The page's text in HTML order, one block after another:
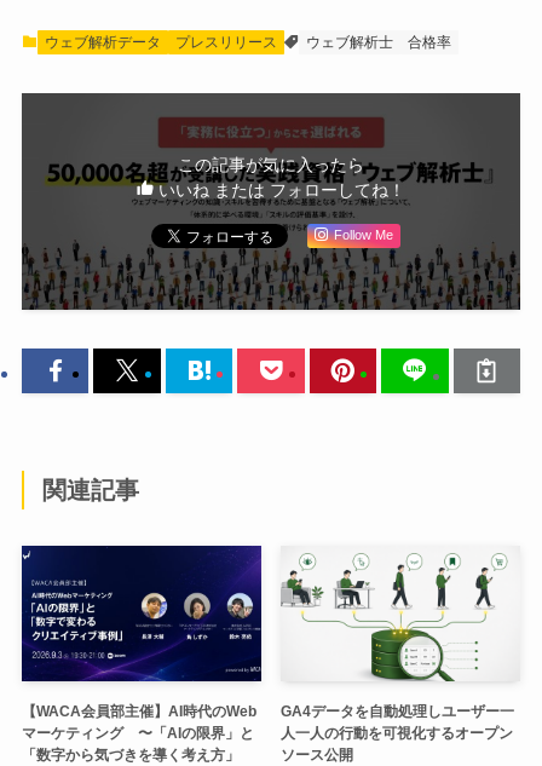
ウェブ解析データ プレスリリース ウェブ解析士 合格率
この記事が気に入ったら
いいね または フォローしてね！
Follow Me
関連記事
【WACA会員部主催】AI時代のWeb
マーケティング 〜「AIの限界」と
「数字から気づきを導く考え方」
GA4データを自動処理しユーザー一
人一人の行動を可視化するオープン
ソース公開